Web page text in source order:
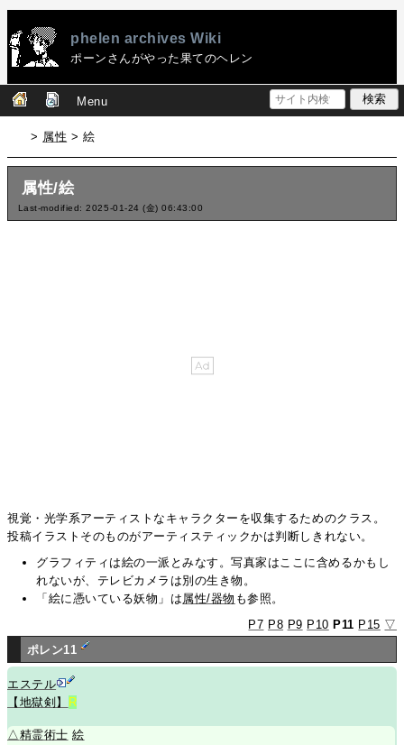
phelen archives Wiki
ポーンさんがやった果てのヘレン
Menu
> 属性 > 絵
属性/絵
Last-modified: 2025-01-24 (金) 06:43:00
視覚・光学系アーティストなキャラクターを収集するためのクラス。
投稿イラストそのものがアーティスティックかは判断しきれない。
グラフィティは絵の一派とみなす。写真家はここに含めるかもし
れないが、テレビカメラは別の生き物。
「絵に憑いている妖物」は 属性/器物 も参照。
P7 P8 P9 P10 P11 P15 ▽
ポレン11
エステル
【地獄剣】
R
△精霊術士 絵